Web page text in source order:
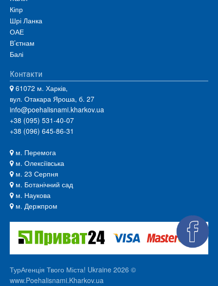
Кіпр
Шрі Ланка
ОАЕ
В’єтнам
Балі
Контакти
61072 м. Харків,
вул. Отакара Яроша, б. 27
info@poehalisnami.kharkov.ua
+38 (095) 531-40-07
+38 (096) 645-86-31
м. Перемога
м. Олексіївська
м. 23 Серпня
м. Ботанічний сад
м. Наукова
м. Держпром
ТурАгенція Твого Міста! Ukraine 2026 ©
www.Poehalisnami.Kharkov.ua